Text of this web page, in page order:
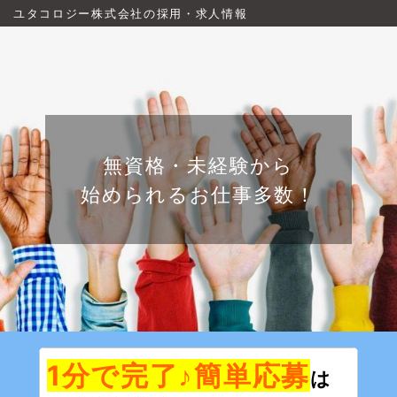
ユタコロジー株式会社の採用・求人情報
無資格・未経験から
始められるお仕事多数！
1分で完了♪簡単応募は